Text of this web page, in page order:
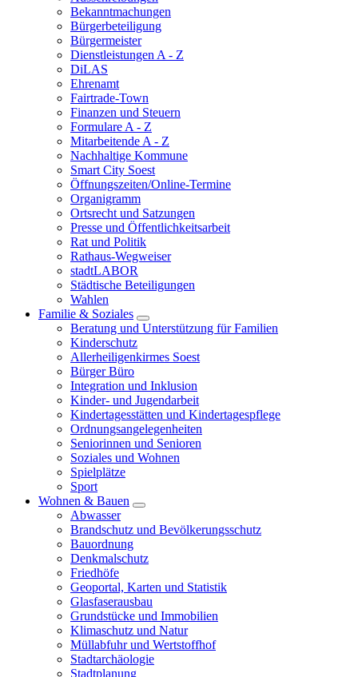
Bekanntmachungen
Bürgerbeteiligung
Bürgermeister
Dienstleistungen A - Z
DiLAS
Ehrenamt
Fairtrade-Town
Finanzen und Steuern
Formulare A - Z
Mitarbeitende A - Z
Nachhaltige Kommune
Smart City Soest
Öffnungszeiten/Online-Termine
Organigramm
Ortsrecht und Satzungen
Presse und Öffentlichkeitsarbeit
Rat und Politik
Rathaus-Wegweiser
stadtLABOR
Städtische Beteiligungen
Wahlen
Familie & Soziales
Beratung und Unterstützung für Familien
Kinderschutz
Allerheiligenkirmes Soest
Bürger Büro
Integration und Inklusion
Kinder- und Jugendarbeit
Kindertagesstätten und Kindertagespflege
Ordnungsangelegenheiten
Seniorinnen und Senioren
Soziales und Wohnen
Spielplätze
Sport
Wohnen & Bauen
Abwasser
Brandschutz und Bevölkerungsschutz
Bauordnung
Denkmalschutz
Friedhöfe
Geoportal, Karten und Statistik
Glasfaserausbau
Grundstücke und Immobilien
Klimaschutz und Natur
Müllabfuhr und Wertstoffhof
Stadtarchäologie
Stadtplanung